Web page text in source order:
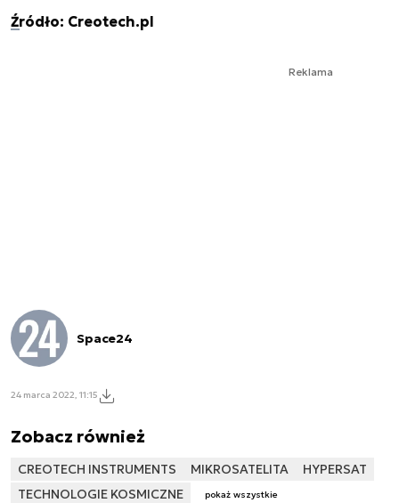
Źródło: Creotech.pl
Reklama
Space24
24 marca 2022, 11:15
Zobacz również
CREOTECH INSTRUMENTS MIKROSATELITA
HYPERSAT
TECHNOLOGIE KOSMICZNE
pokaż wszystkie